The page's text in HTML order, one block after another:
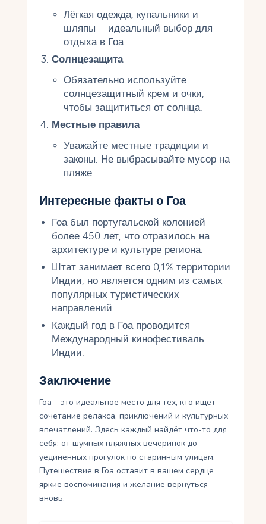
Лёгкая одежда, купальники и
шляпы – идеальный выбор для
отдыха в Гоа.
Солнцезащита
Обязательно используйте
солнцезащитный крем и очки,
чтобы защититься от солнца.
Местные правила
Уважайте местные традиции и
законы. Не выбрасывайте мусор на
пляже.
Интересные факты о Гоа
Гоа был португальской колонией
более 450 лет, что отразилось на
архитектуре и культуре региона.
Штат занимает всего 0,1% территории
Индии, но является одним из самых
популярных туристических
направлений.
Каждый год в Гоа проводится
Международный кинофестиваль
Индии.
Заключение
Гоа – это идеальное место для тех, кто ищет
сочетание релакса, приключений и культурных
впечатлений. Здесь каждый найдёт что-то для
себя: от шумных пляжных вечеринок до
уединённых прогулок по старинным улицам.
Путешествие в Гоа оставит в вашем сердце
яркие воспоминания и желание вернуться
вновь.